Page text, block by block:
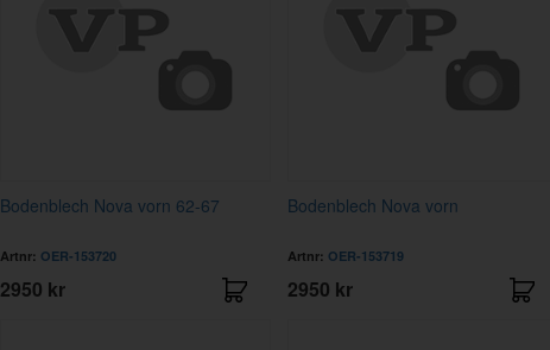
Bodenblech Nova vorn 62-67
Artnr: OER-153720
2950 kr
Bodenblech Nova vorn
Artnr: OER-153719
2950 kr